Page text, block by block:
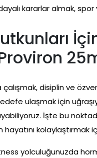
kararlar almak,
çalışmak, disiplin ve
ulaşmak için
İşte bu
hayatını kolaylaştırmak
yolculuğunuzda